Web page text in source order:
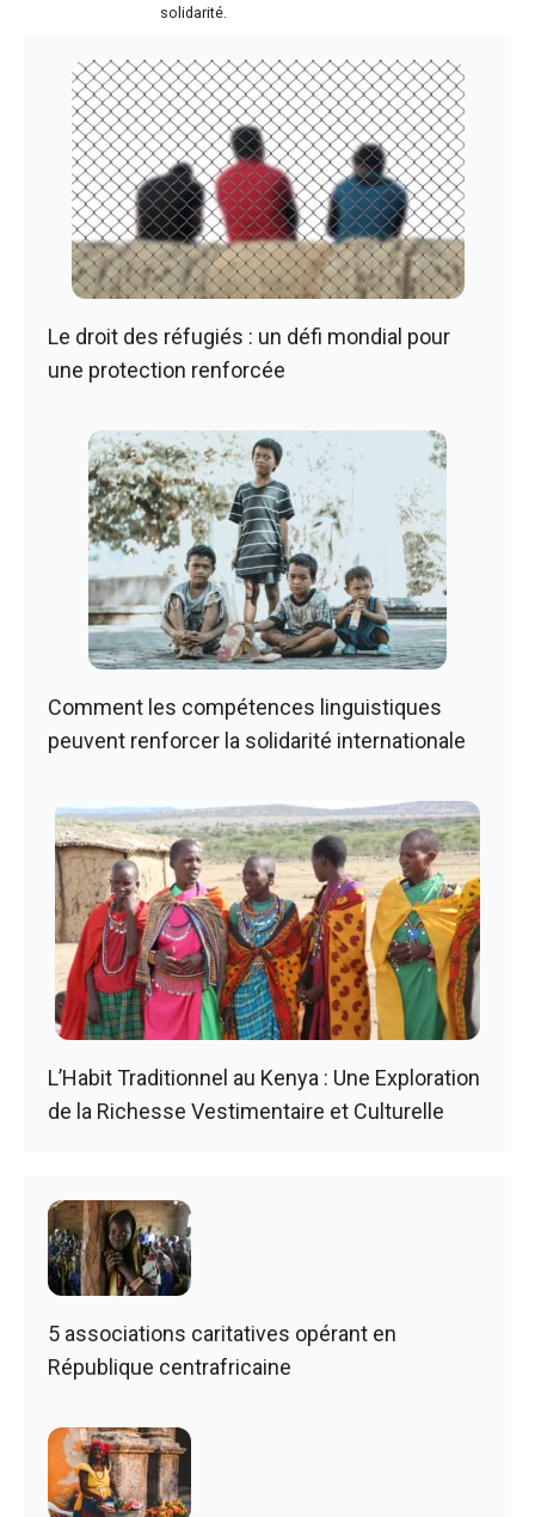
solidarité.
Le droit des réfugiés : un défi mondial pour
une protection renforcée
Comment les compétences linguistiques
peuvent renforcer la solidarité internationale
L’Habit Traditionnel au Kenya : Une Exploration
de la Richesse Vestimentaire et Culturelle
5 associations caritatives opérant en
République centrafricaine